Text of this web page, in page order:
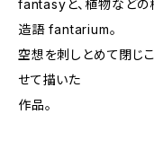
fantasyと、植物など
造語 fantarium。
空想を刺しとめて閉じ
せて描いた
作品。